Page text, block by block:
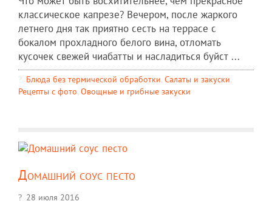
классическое капрезе? Вечером, после жаркого
летнего дня так приятно сесть на террасе с
бокалом прохладного белого вина, отломать
кусочек свежей чиабатты и насладиться буйст ...
Блюда без термической обработки, Салаты и закуски,
Рецепты c фото, Овощные и грибные закуски
Домашний соус песто
28 июля 2016